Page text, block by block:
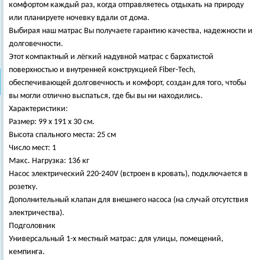
комфортом каждый раз, когда отправляетесь отдыхать на природу
или планируете ночевку вдали от дома.
Выбирая наш матрас Вы получаете гарантию качества, надежности и
долговечности.
Этот компактный и лёгкий надувной матрас с бархатистой
поверхностью и внутренней конструкцией Fiber-Tech,
обеспечивающей долговечность и комфорт, создан для того, чтобы
вы могли отлично выспаться, где бы вы ни находились.
Характеристики:
Размер: 99 х 191 х 30 см.
Высота спального места: 25 см
Число мест: 1
Макс. Нагрузка: 136 кг
Насос электрический 220-240V (встроен в кровать), подключается в
розетку.
Дополнительный клапан для внешнего насоса (на случай отсутствия
электричества).
Подголовник
Универсальный 1-х местный матрас: для улицы, помещений,
кемпинга.